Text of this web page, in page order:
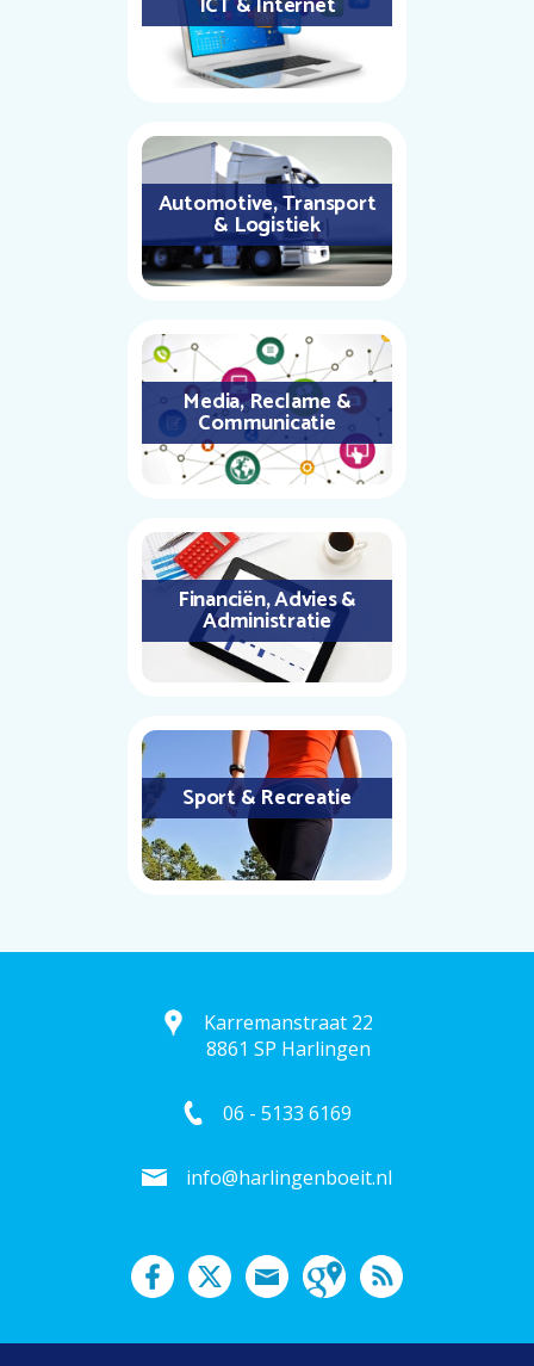
Automotive, Transport
& Logistiek
Media, Reclame &
Communicatie
Financiën, Advies &
Administratie
Sport & Recreatie
Karremanstraat 22
8861 SP Harlingen
06 - 5133 6169
info@harlingenboeit.nl